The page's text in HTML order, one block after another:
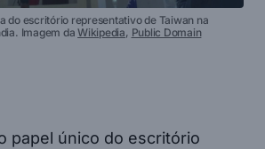
do escritório representativo de Taiwan na
Imagem daWikipedia, Public Domain
papel único do escritório